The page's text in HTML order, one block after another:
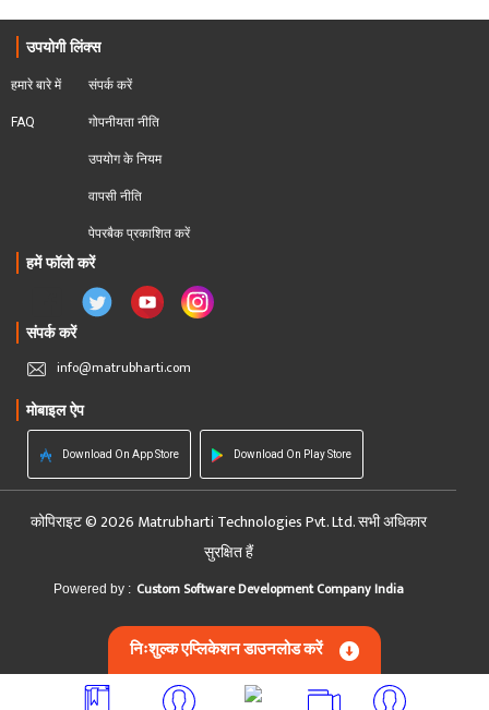
उपयोगी लिंक्स
हमारे बारे में
FAQ
संपर्क करें
गोपनीयता नीति
उपयोग के नियम
वापसी नीति
पेपरबैक प्रकाशित करें
हमें फॉलो करें
संपर्क करें
info@matrubharti.com
मोबाइल ऐप
Download On App Store Download On Play Store
कोपिराइट © 2026 Matrubharti Technologies Pvt. Ltd. सभी अधिकार
सुरक्षित हैं
Powered by : Custom Software Development Company India
निःशुल्क एप्लिकेशन डाउनलोड करें